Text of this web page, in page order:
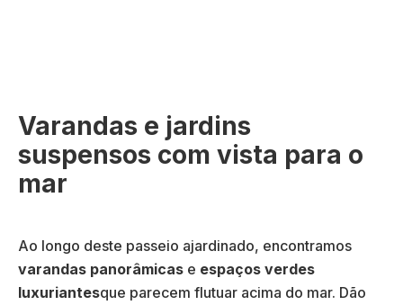
Varandas e jardins
suspensos com vista para o
mar
Ao longo deste passeio ajardinado, encontramos
varandas panorâmicas e espaços verdes
luxuriantesque parecem flutuar acima do mar. Dão